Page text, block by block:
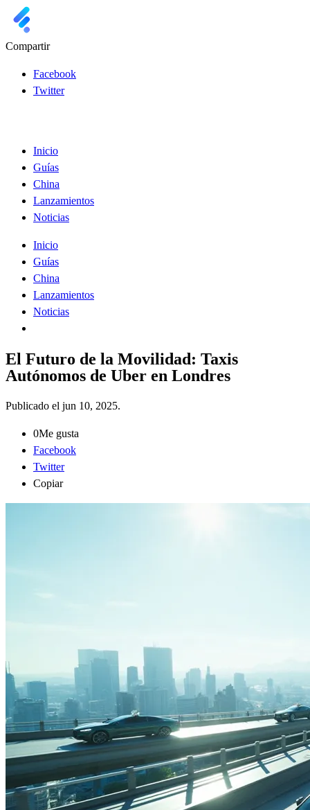
Compartir
Facebook
Twitter
Inicio
Guías
China
Lanzamientos
Noticias
Inicio
Guías
China
Lanzamientos
Noticias
El Futuro de la Movilidad: Taxis
Autónomos de Uber en Londres
Publicado el jun 10, 2025.
0Me gusta
Facebook
Twitter
Copiar